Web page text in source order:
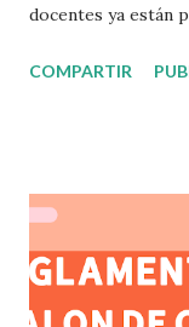
docentes ya están
por parte de
aprendizajes
lograron alcanzar y
consolidar. Esto
plan de
COMPARTIR